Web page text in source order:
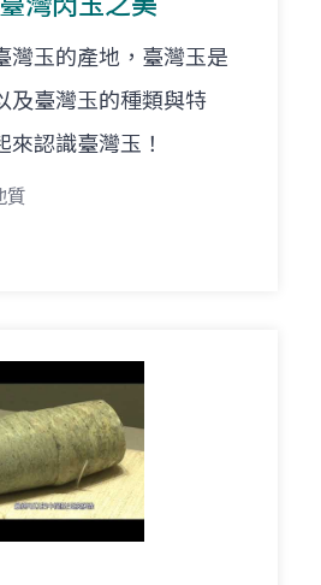
灣玉的產地，臺灣玉是
及臺灣玉的種類與特
認識臺灣玉！
質